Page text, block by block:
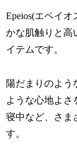
Epeios(エペイ
かな肌触りと高
イテムです。
陽だまりのよう
ような心地よさ
寝中など、さま
す。